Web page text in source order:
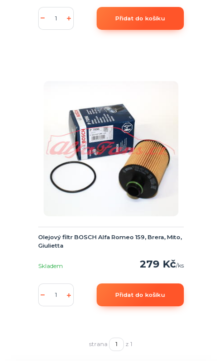
Přidat do košíku
Olejový filtr BOSCH Alfa Romeo 159, Brera, Mito,
Giulietta
279 Kč/ks
Skladem
Přidat do košíku
strana z 1